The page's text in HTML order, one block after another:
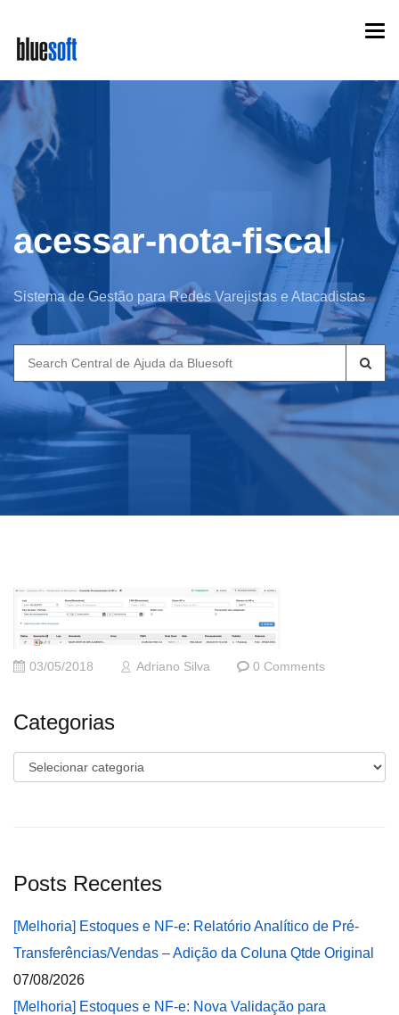
main
content
acessar-nota-fiscal
Sistema de Gestão para Redes Varejistas e Atacadistas
Search
for:
03/05/2018 Adriano Silva 0 Comments
Categorias
Categorias
Posts Recentes
[Melhoria] Estoques e NF-e: Relatório Analítico de Pré-
Transferências/Vendas – Adição da Coluna Qtde Original
07/08/2026
[Melhoria] Estoques e NF-e: Nova Validação para